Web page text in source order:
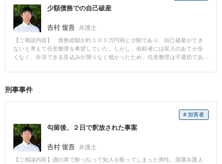
案ばかりではありません。そのような場合のフォローも含め、必ず弁護士に
ご相談ください。
少額債務での自己破産
𠮷村 俊吾 弁護士
【ご相談内容】 債務総額が約１００万円弱と少額であり、自己破産ができ
ないと考えて任意整理を希望していた。しかし、依頼者には収入のあてが全
くなく、弁済できる見込みが限りなく低かったため、任意整理は不適切であ
は、定期的な収入がきちんとあり、１年程度で完済できる場合に初めて有効
破産になることがあります。ご相談を伺うと、借金で悩むケースのほとんど
刑事事件
# 加害者
勾留後、２日で釈放された事案
𠮷村 俊吾 弁護士
【ご相談内容】酒の席で酔っ払って知人を殴ってしまった男性。国選弁護人